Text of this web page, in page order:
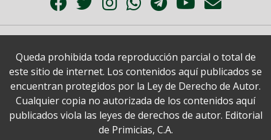
Queda prohibida toda reproducción parcial o total de
este sitio de internet. Los contenidos aquí publicados se
encuentran protegidos por la Ley de Derecho de Autor.
Cualquier copia no autorizada de los contenidos aquí
publicados viola las leyes de derechos de autor. Editorial
de Primicias, C.A.